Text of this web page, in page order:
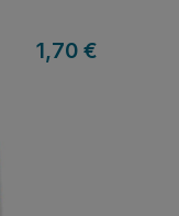
1,70 €